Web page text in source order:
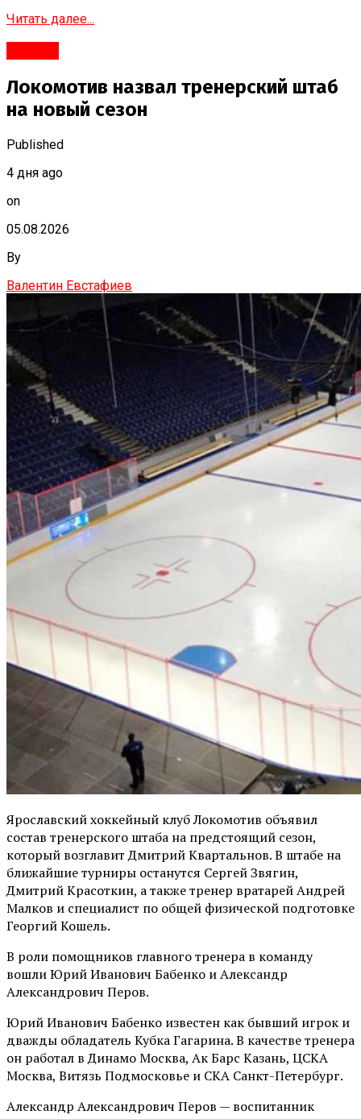
Читать далее...
Локомотив назвал тренерский штаб
на новый сезон
Published
4 дня ago
on
05.08.2026
By
Валентин Евстафиев
Ярославский хоккейный клуб Локомотив объявил
состав тренерского штаба на предстоящий сезон,
который возглавит Дмитрий Квартальнов. В штабе на
ближайшие турниры останутся Сергей Звягин,
Дмитрий Красоткин, а также тренер вратарей Андрей
Малков и специалист по общей физической подготовке
Георгий Кошель.
В роли помощников главного тренера в команду
вошли Юрий Иванович Бабенко и Александр
Александрович Перов.
Юрий Иванович Бабенко известен как бывший игрок и
дважды обладатель Кубка Гагарина. В качестве тренера
он работал в Динамо Москва, Ак Барс Казань, ЦСКА
Москва, Витязь Подмосковье и СКА Санкт-Петербург.
Александр Александрович Перов — воспитанник